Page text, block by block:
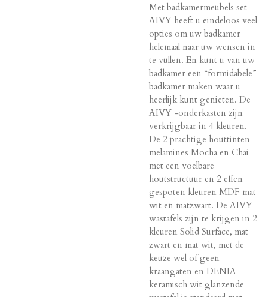
Met badkamermeubels set
AIVY heeft u eindeloos veel
opties om uw badkamer
helemaal naar uw wensen in
te vullen. En kunt u van uw
badkamer een “formidabele”
badkamer maken waar u
heerlijk kunt genieten. De
AIVY -onderkasten zijn
verkrijgbaar in 4 kleuren.
De 2 prachtige houttinten
melamines Mocha en Chai
met een voelbare
houtstructuur en 2 effen
gespoten kleuren MDF mat
wit en matzwart. De AIVY
wastafels zijn te krijgen in 2
kleuren Solid Surface, mat
zwart en mat wit, met de
keuze wel of geen
kraangaten en DENIA
keramisch wit glanzende